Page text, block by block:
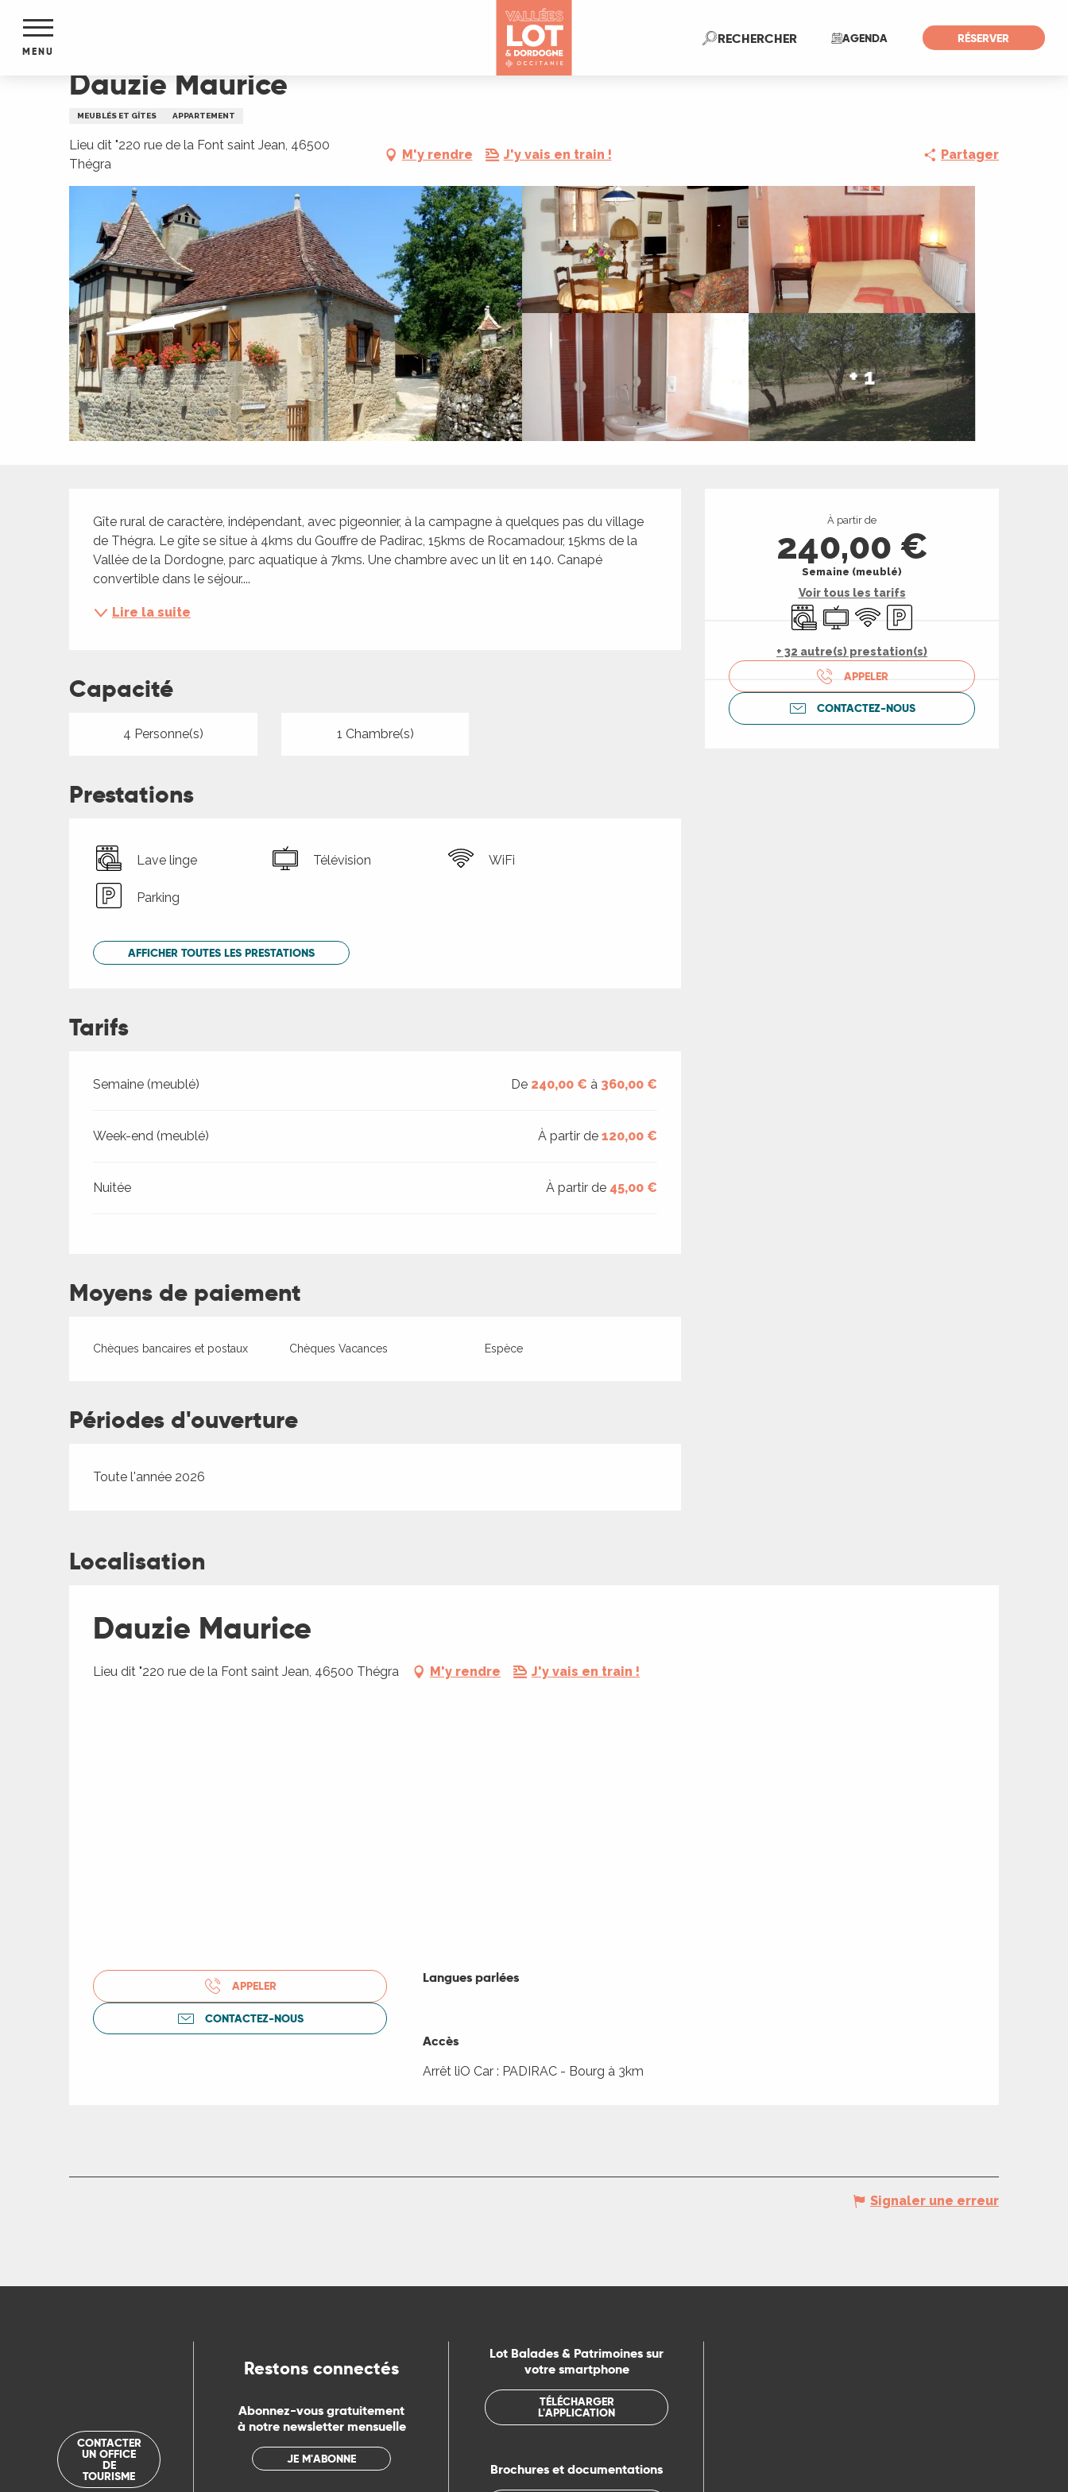
contenu
AGENDA RÉSERVER
RECHERCHERRecherche
MENU
Dauzie Maurice
MEUBLÉS ET GÎTES APPARTEMENT
Lieu dit "220 rue de la Font saint Jean, 46500
Thégra
M'y rendre J'y vais en train ! Partager
+ 1
Ouverture et
À partir de
240,00 €
Semaine (meublé)
Voir tous les tarifs
Lave lingeTélévision
WiFi Parking
+ 32 autre(s) prestation(s)
APPELER
CONTACTEZ-NOUS
Description
Gîte rural de caractère, indépendant, avec pigeonnier, à la campagne à quelques pas du village
de Thégra. Le gîte se situe à 4kms du Gouffre de Padirac, 15kms de Rocamadour, 15kms de la
Vallée de la Dordogne, parc aquatique à 7kms. Une chambre avec un lit en 140. Canapé
convertible dans le séjour....
Lire la suite
Capacité
4 Personne(s) 1 Chambre(s)
Prestations
Lave linge Télévision WiFi
Parking
AFFICHER TOUTES LES PRESTATIONS
Tarifs
Tarifs 2026
Semaine (meublé) De 240,00 € à 360,00 €
Week-end (meublé) À partir de120,00 €
Nuitée À partir de 45,00 €
Moyens de paiement
Chèques bancaires et postaux Chèques Vacances Espèce
Périodes d'ouverture
Toute l'année 2026
Localisation
Dauzie Maurice
Lieu dit "220 rue de la Font saint Jean, 46500 Thégra M'y rendre J'y vais en train !
APPELER
CONTACTEZ-NOUS
Langues parlées
Langues parlées
Accès
Accès
Arrêt liO Car : PADIRAC - Bourg à 3km
Signaler une erreur
CONTACTER
UN OFFICE
DE
TOURISME
Restons connectés
Abonnez-vous gratuitement
à notre newsletter mensuelle
JE M'ABONNE
Lot Balades & Patrimoines sur
votre smartphone
TÉLÉCHARGER
L'APPLICATION
Brochures et documentations